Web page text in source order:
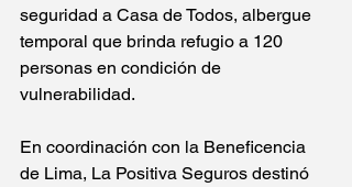
seguridad a Casa de Todos, albergue
temporal que brinda refugio a 120
personas en condición de
vulnerabilidad.
En coordinación con la Beneficencia
de Lima, La Positiva Seguros destinó